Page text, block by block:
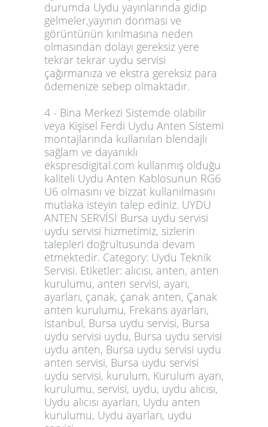
durumda Uydu yayınlarında gidip
gelmeler,yayının donması ve
görüntünün kırılmasına neden
olmasından dolayı gereksiz yere
tekrar tekrar uydu servisi
çağırmanıza ve ekstra gereksiz para
ödemenize sebep olmaktadır.
4 - Bina Merkezi Sistemde olabilir
veya Kişisel Ferdi Uydu Anten Sistemi
montajlarında kullanılan blendajlı
sağlam ve dayanıklı
ekspresdigital.com kullanmış olduğu
kaliteli Uydu Anten Kablosunun RG6
U6 olmasını ve bizzat kullanılmasını
mutlaka isteyin talep ediniz. UYDU
ANTEN SERVİSİ Bursa uydu servisi
uydu servisi hizmetimiz, sizlerin
talepleri doğrultusunda devam
etmektedir. Category: Uydu Teknik
Servisi. Etiketler: alıcısı, anten, anten
kurulumu, anten servisi, ayarı,
ayarları, çanak, çanak anten, Çanak
anten kurulumu, Frekans ayarları,
istanbul, Bursa uydu servisi, Bursa
uydu servisi uydu, Bursa uydu servisi
uydu anten, Bursa uydu servisi uydu
anten servisi, Bursa uydu servisi
uydu servisi, kurulum, Kurulum ayarı,
kurulumu, servisi, uydu, uydu alıcısı,
Uydu alıcısı ayarları, Uydu anten
kurulumu, Uydu ayarları, uydu